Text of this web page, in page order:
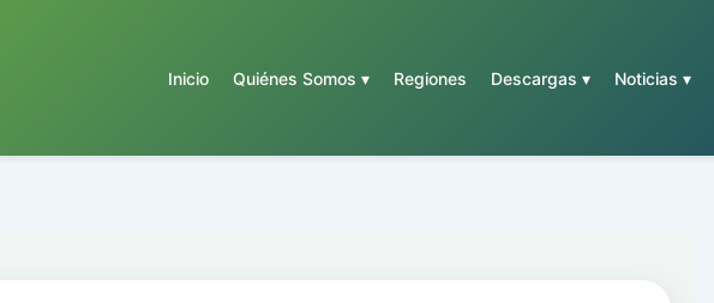
Inicio Quiénes Somos ▾ Regiones Descargas ▾ Noticias ▾